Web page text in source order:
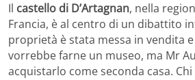
Il castello di D’Artagnan, nella
Francia, è al centro di un dibattito
proprietà è stata messa in vendita
vorrebbe farne un museo, ma Mr
acquistarlo come seconda casa.